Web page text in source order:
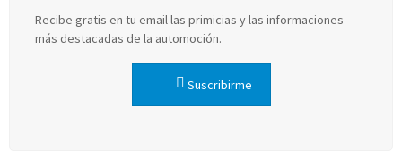
Recibe gratis en tu email las primicias y las informaciones
más destacadas de la automoción.
Suscribirme